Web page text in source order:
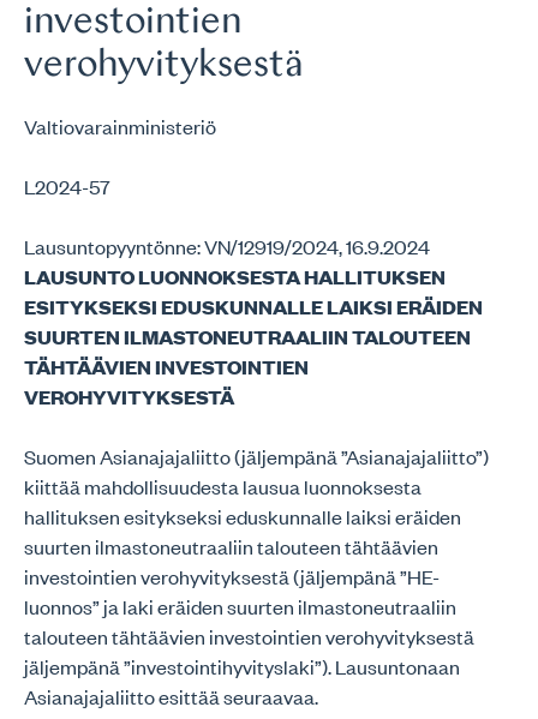
investointien
verohyvityksestä
Valtiovarainministeriö
L2024-57
Lausuntopyyntönne: VN/12919/2024, 16.9.2024
LAUSUNTO LUONNOKSESTA HALLITUKSEN
ESITYKSEKSI EDUSKUNNALLE LAIKSI ERÄIDEN
SUURTEN ILMASTONEUTRAALIIN TALOUTEEN
TÄHTÄÄVIEN INVESTOINTIEN
VEROHYVITYKSESTÄ
Suomen Asianajajaliitto (jäljempänä ”Asianajajaliitto”)
kiittää mahdollisuudesta lausua luonnoksesta
hallituksen esitykseksi eduskunnalle laiksi eräiden
suurten ilmastoneutraaliin talouteen tähtäävien
investointien verohyvityksestä (jäljempänä ”HE-
luonnos” ja laki eräiden suurten ilmastoneutraaliin
talouteen tähtäävien investointien verohyvityksestä
jäljempänä ”investointihyvityslaki”). Lausuntonaan
Asianajajaliitto esittää seuraavaa.